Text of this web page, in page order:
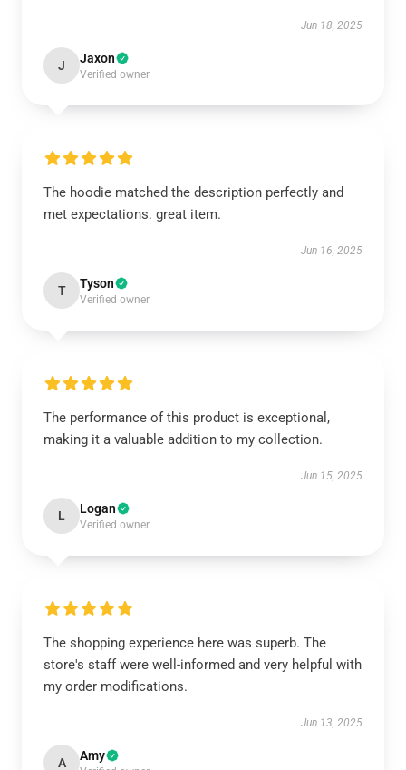
Jun 18, 2025
J Jaxon
Verified owner
The hoodie matched the description perfectly and
met expectations. great item.
Jun 16, 2025
T Tyson
Verified owner
The performance of this product is exceptional,
making it a valuable addition to my collection.
Jun 15, 2025
L Logan
Verified owner
The shopping experience here was superb. The
store's staff were well-informed and very helpful with
my order modifications.
Jun 13, 2025
A Amy